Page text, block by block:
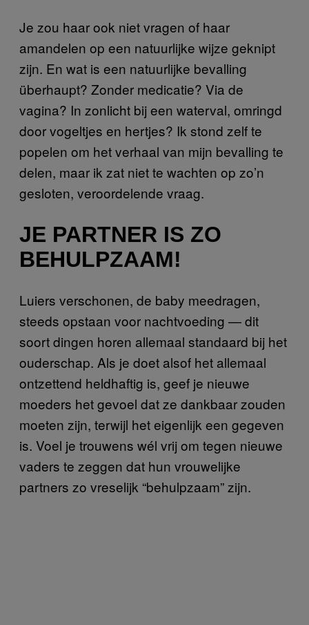
Je zou haar ook niet vragen of haar
amandelen op een natuurlijke wijze geknipt
zijn. En wat is een natuurlijke bevalling
überhaupt? Zonder medicatie? Via de
vagina? In zonlicht bij een waterval, omringd
door vogeltjes en hertjes? Ik stond zelf te
popelen om het verhaal van mijn bevalling te
delen, maar ik zat niet te wachten op zo’n
gesloten, veroordelende vraag.
JE PARTNER IS ZO
BEHULPZAAM!
Luiers verschonen, de baby meedragen,
steeds opstaan voor nachtvoeding — dit
soort dingen horen allemaal standaard bij het
ouderschap. Als je doet alsof het allemaal
ontzettend heldhaftig is, geef je nieuwe
moeders het gevoel dat ze dankbaar zouden
moeten zijn, terwijl het eigenlijk een gegeven
is. Voel je trouwens wél vrij om tegen nieuwe
vaders te zeggen dat hun vrouwelijke
partners zo vreselijk “behulpzaam” zijn.